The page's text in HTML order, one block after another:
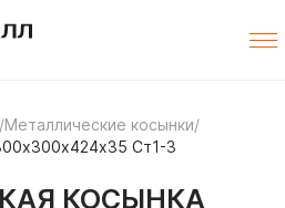
/Металлические косынки/
Ст1-3
КОСЫНКА